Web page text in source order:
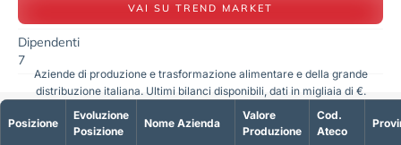
VAI SU TREND MARKET
Dipendenti
7
Posizione
Evoluzione
Posizione
Nome Azienda
Valore
Produzione
Cod.
Ateco
Aziende di produzione e trasformazione alimentare e della grande
distribuzione italiana. Ultimi bilanci disponibili, dati in migliaia di €.